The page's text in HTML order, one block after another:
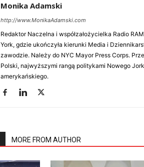
Monika Adamski
http://www.MonikaAdamski.com
Redaktor Naczelna i współzałożycielka Radio
York, gdzie ukończyła kierunki Media i
zawodzie. Należy do NYC Mayor Press Corps.
Polski, najwyższymi rangą politykami Nowego
amerykańskiego.
MORE FROM AUTHOR